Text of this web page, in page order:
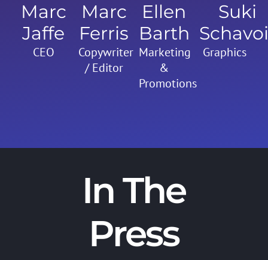
Marc
Jaffe
CEO
Marc
Ferris
Copywriter
/ Editor
Ellen
Barth
Marketing
&
Promotions
Suki
Graphics
In The
Press